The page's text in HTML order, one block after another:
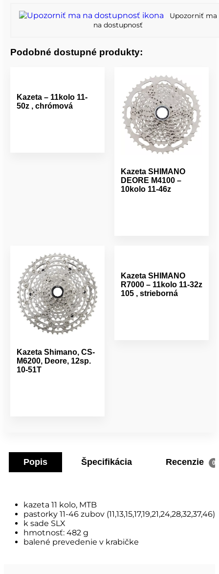
Upozorniť ma
na dostupnosť
Podobné dostupné produkty:
Kazeta – 11kolo 11-
50z , chrómová
Kazeta SHIMANO
DEORE M4100 –
10kolo 11-46z
Kazeta Shimano, CS-
M6200, Deore, 12sp.
10-51T
Kazeta SHIMANO
R7000 – 11kolo 11-32z
105 , strieborná
Popis Špecifikácia Recenzie 0
kazeta 11 kolo, MTB
pastorky 11-46 zubov (11,13,15,17,19,21,24,28,32,37,46)
k sade SLX
hmotnosť: 482 g
balené prevedenie v krabičke